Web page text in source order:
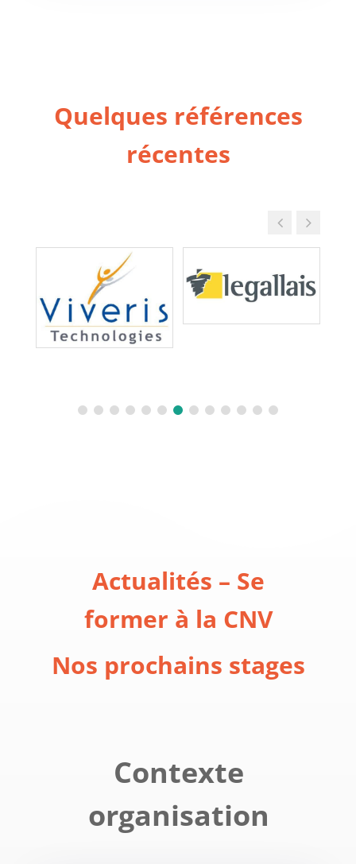
Quelques références
récentes
Actualités – Se
former à la CNV
Nos prochains stages
Contexte
organisation